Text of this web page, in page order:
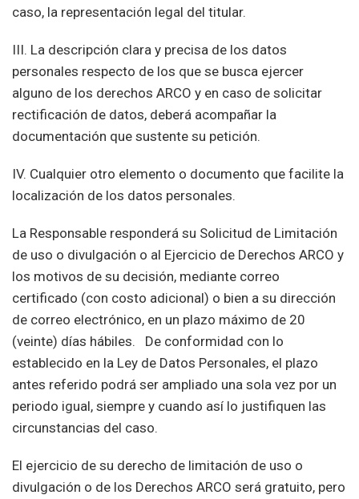
caso, la representación legal del titular.
III. La descripción clara y precisa de los datos
personales respecto de los que se busca ejercer
alguno de los derechos ARCO y en caso de solicitar
rectificación de datos, deberá acompañar la
documentación que sustente su petición.
IV. Cualquier otro elemento o documento que facilite la
localización de los datos personales.
La Responsable responderá su Solicitud de Limitación
de uso o divulgación o al Ejercicio de Derechos ARCO y
los motivos de su decisión, mediante correo
certificado (con costo adicional) o bien a su dirección
de correo electrónico, en un plazo máximo de 20
(veinte) días hábiles. De conformidad con lo
establecido en la Ley de Datos Personales, el plazo
antes referido podrá ser ampliado una sola vez por un
periodo igual, siempre y cuando así lo justifiquen las
circunstancias del caso.
El ejercicio de su derecho de limitación de uso o
divulgación o de los Derechos ARCO será gratuito, pero